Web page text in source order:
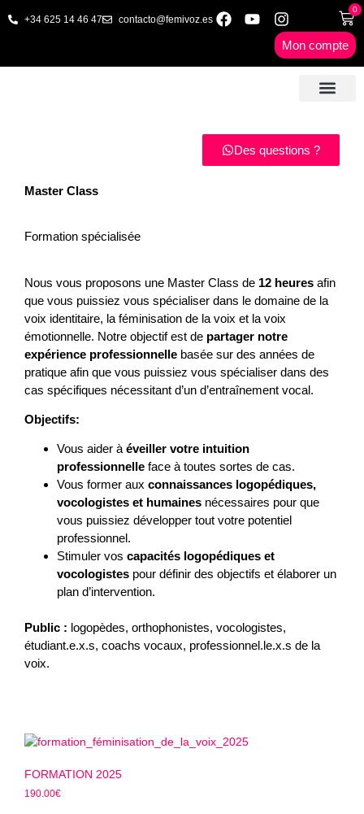
+34 625 14 46 47 contacto@femivoz.es
0
Mon compte
FORMATION 2025
190.00€
Des questions ?
Master Class
Formation spécialisée
Nous vous proposons une Master Class de 12 heures afin
que vous puissiez vous spécialiser dans le domaine de la
voix identitaire, la féminisation de la voix et la voix
émotionnelle. Notre objectif est de partager notre
expérience professionnelle basée sur des années de
pratique afin que vous puissiez vous spécialiser dans des
cas spécifiques nécessitant d’un d’entraînement vocal.
Objectifs:
Vous aider à éveiller votre intuition
professionnelle face à toutes sortes de cas.
Vous former aux connaissances logopédiques,
vocologistes et humaines nécessaires pour que
vous puissiez développer tout votre potentiel
professionnel.
Stimuler vos capacités logopédiques et
vocologistes pour définir des objectifs et élaborer un
plan d’intervention.
Public : logopèdes, orthophonistes, vocologistes,
étudiant.e.x.s, coachs vocaux, professionnel.le.x.s de la
voix.